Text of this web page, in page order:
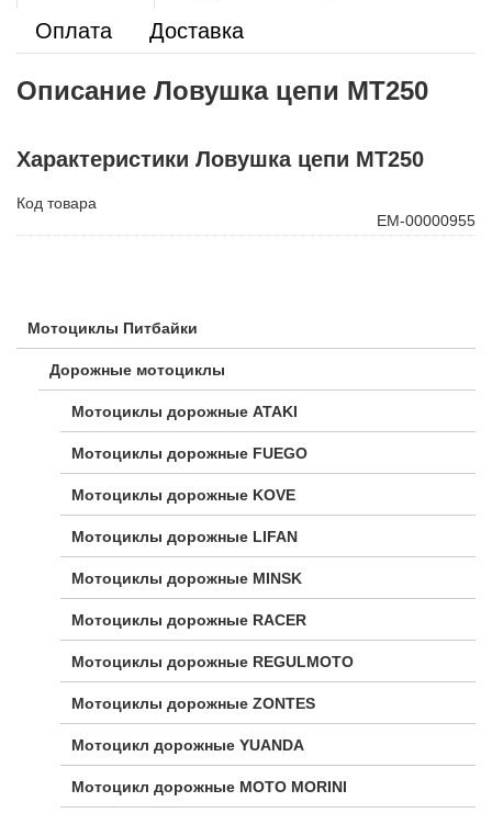
Мотоциклы Питбайки
Дорожные мотоциклы
Мотоциклы дорожные ATAKI
Мотоциклы дорожные FUEGO
Мотоциклы дорожные KOVE
Мотоциклы дорожные LIFAN
Мотоциклы дорожные MINSK
Мотоциклы дорожные RACER
Мотоциклы дорожные REGULMOTO
Мотоциклы дорожные ZONTES
Мотоцикл дорожные YUANDA
Мотоцикл дорожные МОТО MORINI
Оплата
Доставка
Описание Ловушка цепи MT250
Характеристики Ловушка цепи MT250
Код товара
ЕМ-00000955